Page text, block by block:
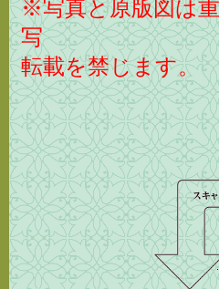
※写真と原版図は
写
転載を禁じます。